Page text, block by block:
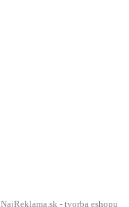
NajReklama.sk - tvorba eshopu